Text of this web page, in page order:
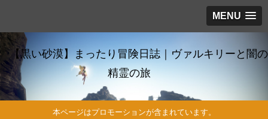
MENU
【黒い砂漠】まったり冒険日誌｜ヴァルキリーと闇の
精霊の旅
本ページはプロモーションが含まれています。